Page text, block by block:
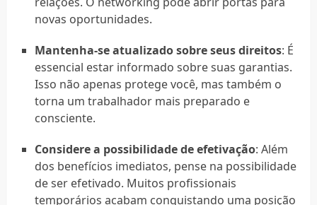
novas oportunidades.
Mantenha-se atualizado sobre seus direitos: É
essencial estar informado sobre suas garantias.
Isso não apenas protege você, mas também o
torna um trabalhador mais preparado e
consciente.
Considere a possibilidade de efetivação: Além
dos benefícios imediatos, pense na possibilidade
de ser efetivado. Muitos profissionais
temporários acabam conquistando uma posição